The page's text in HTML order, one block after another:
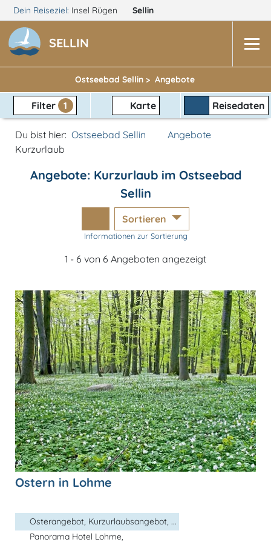
Dein Reiseziel: Insel Rügen Sellin
SELLIN
Ostseebad Sellin > Angebote
Filter 1 Karte Reisedaten
Du bist hier: Ostseebad Sellin
Angebote
Kurzurlaub
Angebote: Kurzurlaub im Ostseebad
Sellin
Sortieren
Informationen zur Sortierung
1 - 6 von 6 Angeboten angezeigt
Ostern in Lohme
Osterangebot, Kurzurlaubsangebot, ...
Panorama Hotel Lohme,